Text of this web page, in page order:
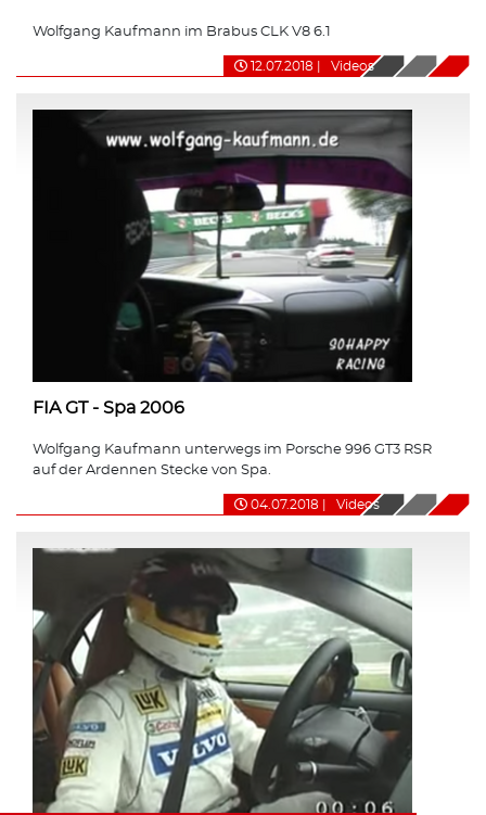
Wolfgang Kaufmann im Brabus CLK V8 6.1
12.07.2018 Videos
FIA GT - Spa 2006
Wolfgang Kaufmann unterwegs im Porsche 996 GT3 RSR
auf der Ardennen Stecke von Spa.
04.07.2018 Videos